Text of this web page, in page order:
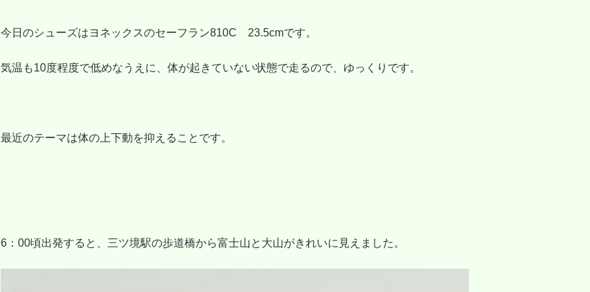
今日のシューズはヨネックスのセーフラン810C 23.5cmです。
気温も10度程度で低めなうえに、体が起きていない状態で走るので、ゆっくりです。
最近のテーマは体の上下動を抑えることです。
6：00頃出発すると、三ツ境駅の歩道橋から富士山と大山がきれいに見えました。